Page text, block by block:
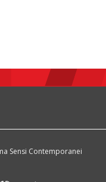
Sensi Contemporanei